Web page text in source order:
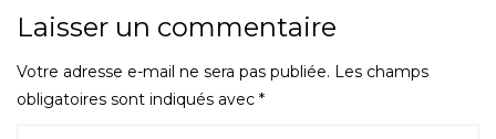
Laisser un commentaire
Votre adresse e-mail ne sera pas publiée. Les champs
obligatoires sont indiqués avec *